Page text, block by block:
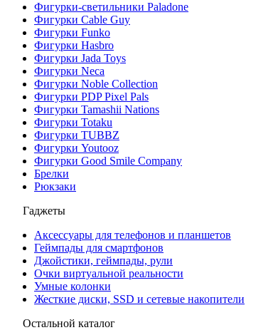
Фигурки-светильники Paladone
Фигурки Cable Guy
Фигурки Funko
Фигурки Hasbro
Фигурки Jada Toys
Фигурки Neca
Фигурки Noble Collection
Фигурки PDP Pixel Pals
Фигурки Tamashii Nations
Фигурки Totaku
Фигурки TUBBZ
Фигурки Youtooz
Фигурки Good Smile Company
Брелки
Рюкзаки
Гаджеты
Аксессуары для телефонов и планшетов
Геймпады для смартфонов
Джойстики, геймпады, рули
Очки виртуальной реальности
Умные колонки
Жесткие диски, SSD и сетевые накопители
Остальной каталог